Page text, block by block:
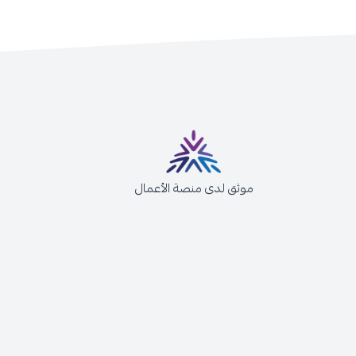
موثق لدى منصة الأعمال